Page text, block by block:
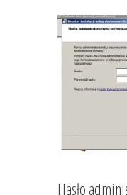
Hasło